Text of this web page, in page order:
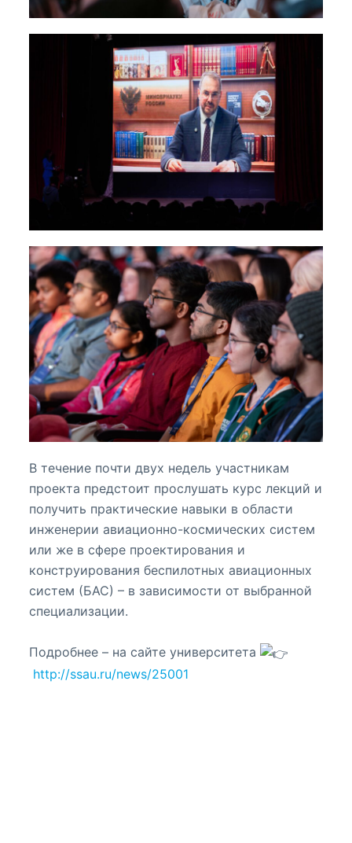
В течение почти двух недель участникам
проекта предстоит прослушать курс лекций и
получить практические навыки в области
инженерии авиационно-космических систем
или же в сфере проектирования и
конструирования беспилотных авиационных
систем (БАС) – в зависимости от выбранной
специализации.
Подробнее – на сайте университета
http://ssau.ru/news/25001